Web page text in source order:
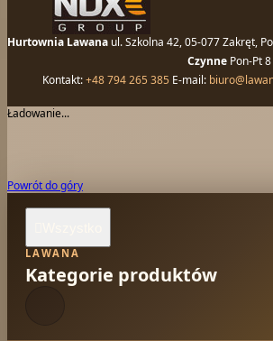
Hurtownia Lawana ul. Szkolna 42, 05-077 Zakręt,
Czynne Pon-Pt
Kontakt:+48 794 265 385 E-mail:
Ładowanie...
Powrót do góry
LAWANA
Kategorie produktów